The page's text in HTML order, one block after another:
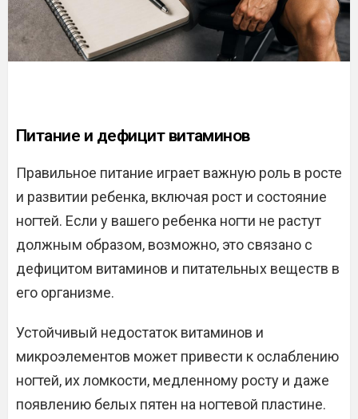
Питание и дефицит витаминов
Правильное питание играет важную роль в росте
и развитии ребенка, включая рост и состояние
ногтей. Если у вашего ребенка ногти не растут
должным образом, возможно, это связано с
дефицитом витаминов и питательных веществ в
его организме.
Устойчивый недостаток витаминов и
микроэлементов может привести к ослаблению
ногтей, их ломкости, медленному росту и даже
появлению белых пятен на ногтевой пластине.